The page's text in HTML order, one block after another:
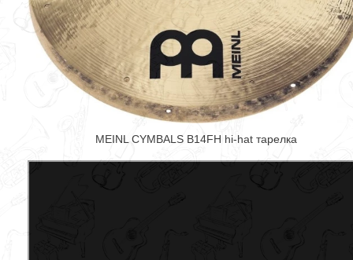
MEINL CYMBALS B14FH hi-hat тарелка